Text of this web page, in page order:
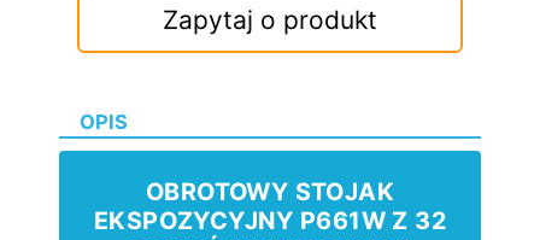
Zapytaj o produkt
OPIS
OBROTOWY STOJAK
EKSPOZYCYJNY P661W Z 32